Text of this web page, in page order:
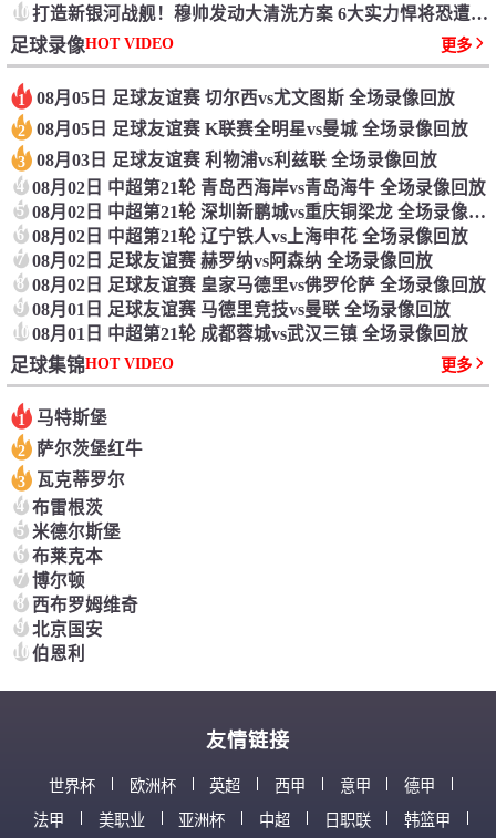
10 打造新银河战舰！穆帅发动大清洗方案 6大实力悍将恐遭清洗
足球录像HOT VIDEO 更多
1 08月05日 足球友谊赛 切尔西vs尤文图斯 全场录像回放
2 08月05日 足球友谊赛 K联赛全明星vs曼城 全场录像回放
3 08月03日 足球友谊赛 利物浦vs利兹联 全场录像回放
4 08月02日 中超第21轮 青岛西海岸vs青岛海牛 全场录像回放
5 08月02日 中超第21轮 深圳新鹏城vs重庆铜梁龙 全场录像回放
6 08月02日 中超第21轮 辽宁铁人vs上海申花 全场录像回放
7 08月02日 足球友谊赛 赫罗纳vs阿森纳 全场录像回放
8 08月02日 足球友谊赛 皇家马德里vs佛罗伦萨 全场录像回放
9 08月01日 足球友谊赛 马德里竞技vs曼联 全场录像回放
1008月01日 中超第21轮 成都蓉城vs武汉三镇 全场录像回放
足球集锦HOT VIDEO 更多
1 马特斯堡
2 萨尔茨堡红牛
3 瓦克蒂罗尔
4 布雷根茨
5 米德尔斯堡
6 布莱克本
7 博尔顿
8 西布罗姆维奇
9 北京国安
10伯恩利
友情链接
世界杯 欧洲杯 英超 西甲 意甲
德甲
法甲
美职业 亚洲杯 中超 日职联 韩篮甲